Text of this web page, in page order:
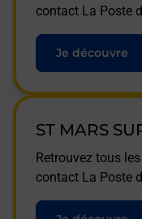
contact La Poste
Je découvre
ST MARS
Retrouvez tous
contact La Poste